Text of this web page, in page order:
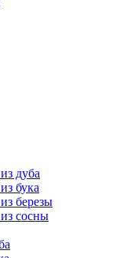
дуба
бука
березы
сосны